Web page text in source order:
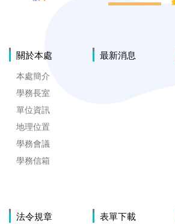
關於本處
本處簡介
學務長室
單位資訊
地理位置
學務會議
學務信箱
最新消息
法令規章 表單下載